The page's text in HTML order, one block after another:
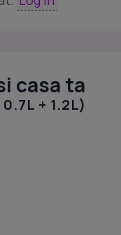
casa ta
+ 1.2L)